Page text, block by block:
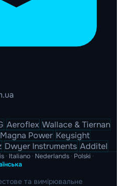
Aeroflex Wallace & Tiernan
Magna Power Keysight
Dwyer Instruments Additel
· Italiano · Nederlands · Polski ·
та вимірювальне